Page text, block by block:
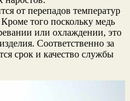
от перепадов температур
того поскольку медь
или охлаждении, это
Соответственно за
срок и качество службы